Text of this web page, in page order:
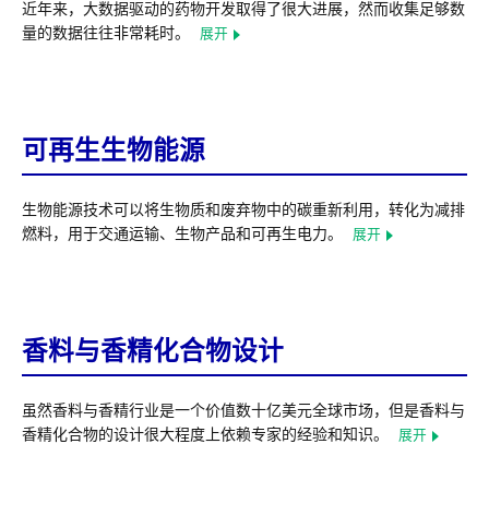
近年来，大数据驱动的药物开发取得了很大进展，然而收集足够数
量的数据往往非常耗时。
展开
可再生生物能源
生物能源技术可以将生物质和废弃物中的碳重新利用，转化为减排
燃料，用于交通运输、生物产品和可再生电力。
展开
香料与香精化合物设计
虽然香料与香精行业是一个价值数十亿美元全球市场，但是香料与
香精化合物的设计很大程度上依赖专家的经验和知识。
展开